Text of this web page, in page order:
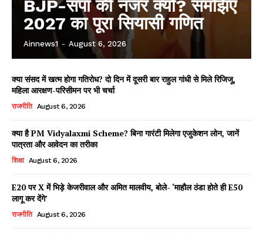
Facebook
BJP-सपा की नजर क्यों? समझिए
2027 का पूरा सियासी गणित
Ainnews1 - August 6, 2026
क्या संसद में खत्म होगा गतिरोध? दो दिन में दूसरी बार राहुल गांधी से मिले रिजिजू,
महिला आरक्षण-परिसीमन पर भी चर्चा
राजनीति August 6, 2026
क्या है PM Vidyalaxmi Scheme? बिना गारंटी मिलेगा एजुकेशन लोन, जानें
पात्रता और आवेदन का तरीका
शिक्षा August 6, 2026
E20 पर X में भिड़े केजरीवाल और अमित मालवीय, बोले- ‘माहौल ठंडा होते ही E50
लागू कर देंगे’
राजनीति August 6, 2026